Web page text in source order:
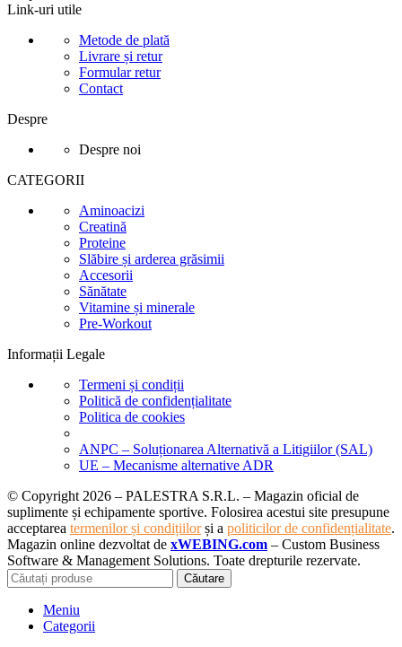
Link-uri utile
Metode de plată
Livrare și retur
Formular retur
Contact
Despre
Despre noi
CATEGORII
Aminoacizi
Creatină
Proteine
Slăbire și arderea grăsimii
Accesorii
Sănătate
Vitamine și minerale
Pre-Workout
Informații Legale
Termeni și condiții
Politică de confidențialitate
Politica de cookies
ANPC – Soluționarea Alternativă a Litigiilor (SAL)
UE – Mecanisme alternative ADR
© Copyright 2026 – PALESTRA S.R.L. – Magazin oficial de
suplimente și echipamente sportive. Folosirea acestui site presupune
acceptarea termenilor și condițiilorși a politicilor de confidențialitate.
Magazin online dezvoltat de xWEBING.com – Custom Business
Software & Management Solutions. Toate drepturile rezervate.
Căutare
Meniu
Categorii